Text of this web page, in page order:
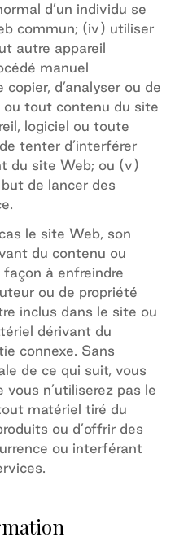
d’un individu se
commun; (iv) utiliser
autre appareil
manuel
d’analyser ou de
tout contenu du site
logiciel ou toute
tenter d’interférer
du site Web; ou (v)
de lancer des
le site Web, son
du contenu ou
à enfreindre
ou de propriété
inclus dans le site ou
dérivant du
connexe. Sans
de ce qui suit, vous
n’utiliserez pas le
matériel tiré du
ou d’offrir des
ou interférant